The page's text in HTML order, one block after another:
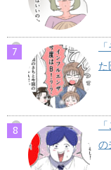
た
の